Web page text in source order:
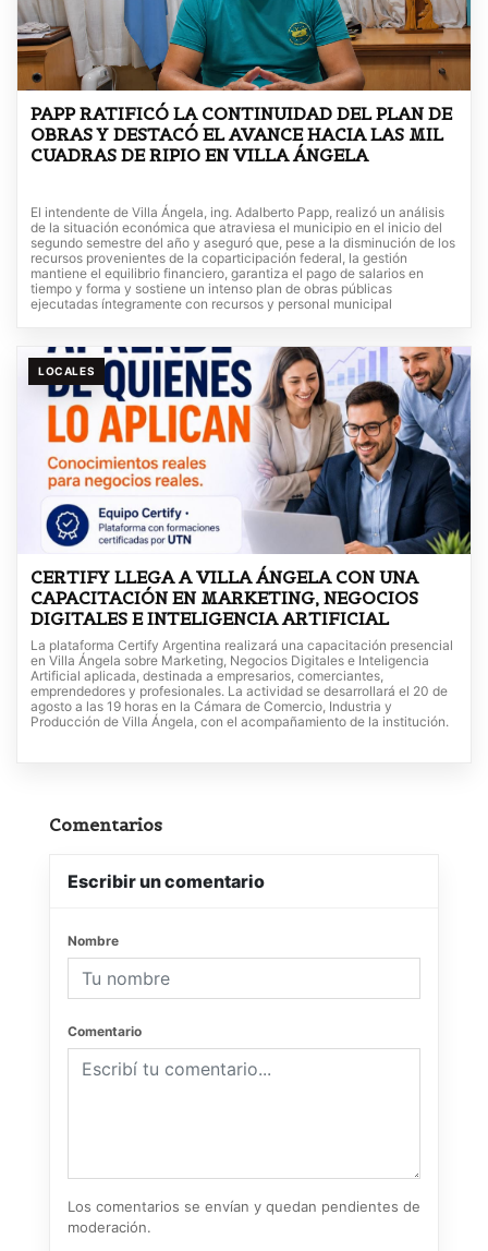
PAPP RATIFICÓ LA CONTINUIDAD DEL PLAN DE
OBRAS Y DESTACÓ EL AVANCE HACIA LAS MIL
CUADRAS DE RIPIO EN VILLA ÁNGELA
El intendente de Villa Ángela, ing. Adalberto Papp, realizó un análisis
de la situación económica que atraviesa el municipio en el inicio del
segundo semestre del año y aseguró que, pese a la disminución de los
recursos provenientes de la coparticipación federal, la gestión
mantiene el equilibrio financiero, garantiza el pago de salarios en
tiempo y forma y sostiene un intenso plan de obras públicas
ejecutadas íntegramente con recursos y personal municipal
LOCALES
CERTIFY LLEGA A VILLA ÁNGELA CON UNA
CAPACITACIÓN EN MARKETING, NEGOCIOS
DIGITALES E INTELIGENCIA ARTIFICIAL
La plataforma Certify Argentina realizará una capacitación presencial
en Villa Ángela sobre Marketing, Negocios Digitales e Inteligencia
Artificial aplicada, destinada a empresarios, comerciantes,
emprendedores y profesionales. La actividad se desarrollará el 20 de
agosto a las 19 horas en la Cámara de Comercio, Industria y
Producción de Villa Ángela, con el acompañamiento de la institución.
Comentarios
Escribir un comentario
Nombre
Comentario
Los comentarios se envían y quedan pendientes de
moderación.